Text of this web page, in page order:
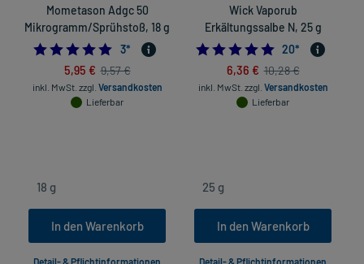
Mometason Adgc 50
Mikrogramm/Sprühstoß, 18 g
5.0
3*
5,95 € 9,57 €
inkl. MwSt. zzgl. Versandkosten
Lieferbar
In den Warenkorb
Wick Vaporub
Erkältungssalbe N, 25 g
5.0
20*
6,36 € 10,28 €
inkl. MwSt. zzgl. Versandkosten
Lieferbar
In den Warenkorb